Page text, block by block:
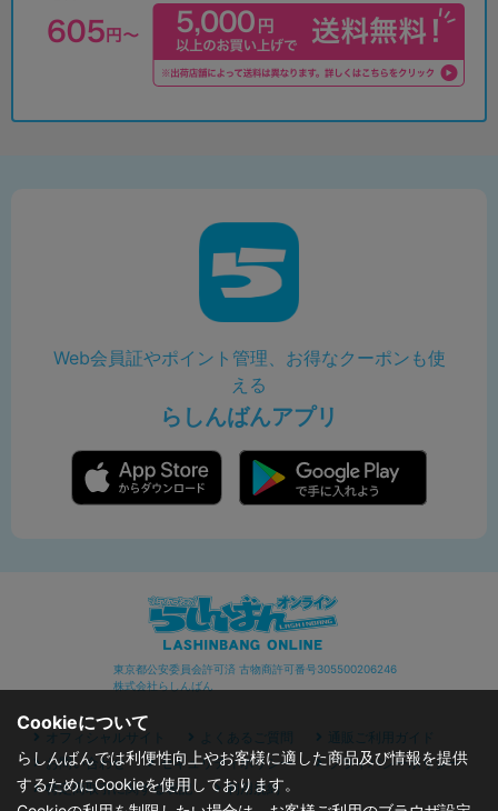
Web会員証やポイント管理、お得なクーポンも使
える
らしんばんアプリ
東京都公安委員会許可済 古物商許可番号305500206246
株式会社らしんばん
オフィシャルサイト よくあるご質問
通販ご利用ガイド
お問い合わせ
セキュリティポリシー
プライバシーポリシー
特定商取引に関する表記
利用規約
Cookieについて
らしんばんでは利便性向上やお客様に適した商品及び情報を提供
するためにCookieを使用しております。